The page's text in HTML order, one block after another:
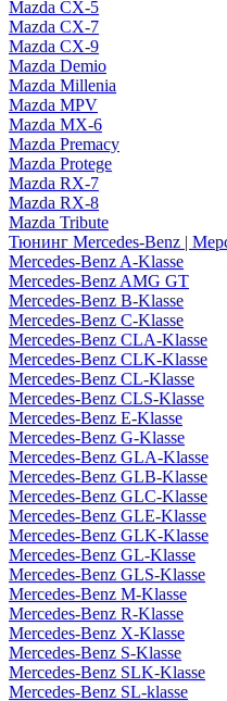
Mazda CX-5
Mazda CX-7
Mazda CX-9
Mazda Demio
Mazda Millenia
Mazda MPV
Mazda MX-6
Mazda Premacy
Mazda Protege
Mazda RX-7
Mazda RX-8
Mazda Tribute
Тюнинг Mercedes-Benz |
Mercedes-Benz A-Klasse
Mercedes-Benz AMG GT
Mercedes-Benz B-Klasse
Mercedes-Benz C-Klasse
Mercedes-Benz CLA-Klasse
Mercedes-Benz CLK-Klasse
Mercedes-Benz CL-Klasse
Mercedes-Benz CLS-Klasse
Mercedes-Benz E-Klasse
Mercedes-Benz G-Klasse
Mercedes-Benz GLA-Klasse
Mercedes-Benz GLB-Klasse
Mercedes-Benz GLC-Klasse
Mercedes-Benz GLE-Klasse
Mercedes-Benz GLK-Klasse
Mercedes-Benz GL-Klasse
Mercedes-Benz GLS-Klasse
Mercedes-Benz M-Klasse
Mercedes-Benz R-Klasse
Mercedes-Benz X-Klasse
Mercedes-Benz S-Klasse
Mercedes-Benz SLK-Klasse
Mercedes-Benz SL-klasse